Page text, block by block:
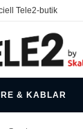
Tele2-butik
& KABLAR